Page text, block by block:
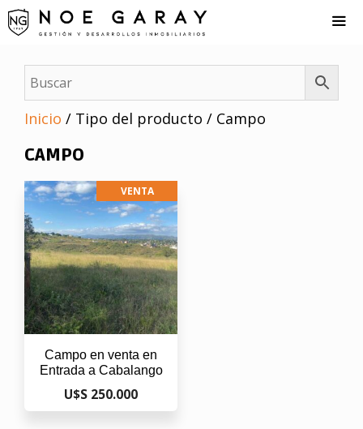
Saltar
al
Inicio / Tipo del producto / Campo
CAMPO
VENTA
Campo en venta en
Entrada a Cabalango
U$S 250.000